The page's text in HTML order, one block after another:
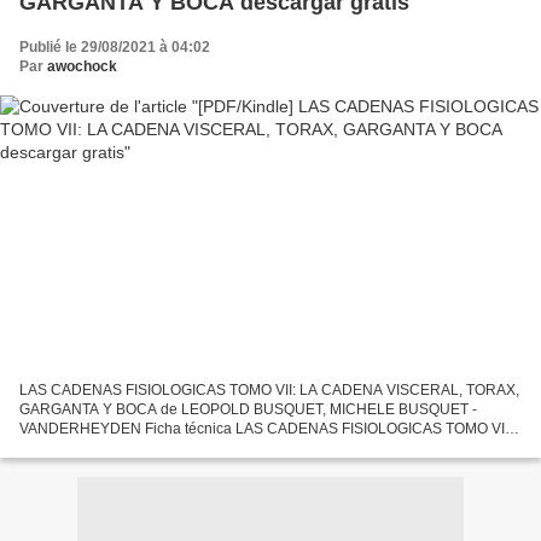
Publié le 29/08/2021 à 04:02
Par awochock
LAS CADENAS FISIOLOGICAS TOMO VII: LA CADENA VISCERAL, TORAX,
GARGANTA Y BOCA de LEOPOLD BUSQUET, MICHELE BUSQUET -
VANDERHEYDEN Ficha técnica LAS CADENAS FISIOLOGICAS TOMO VII:
BUSQUET, MICHELE BUSQUET...